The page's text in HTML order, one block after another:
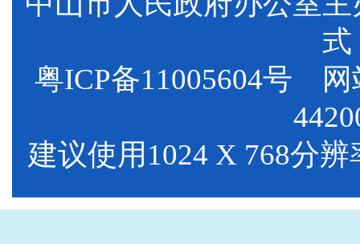
式
粤ICP备11005604号 网
建议使用1024 X 768分